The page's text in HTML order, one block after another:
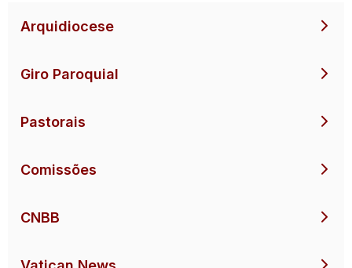
Arquidiocese
Giro Paroquial
Pastorais
Comissões
CNBB